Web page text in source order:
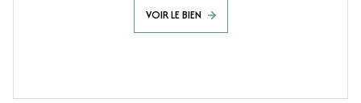
VOIR LE BIEN